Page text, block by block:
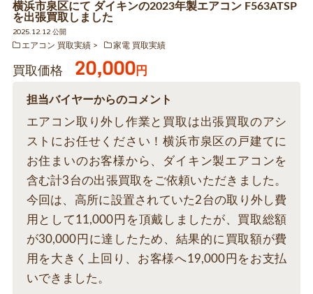
横浜市泉区にて ダイキンの2023年製エアコン F563ATSP
を出張買取しました
2025.12.12 公開
エアコン 買取実績
家電 買取実績
買取価格 20,000円
担当バイヤーからのコメント
エアコン取り外し作業と買取は出張買取のアシ
ストにお任せください！横浜市泉区の戸建てに
お住まいのお客様から、ダイキン製エアコンを
含む計3台の出張買取をご依頼いただきました。
今回は、高所に設置されていた2台の取り外し費
用として11,000円を頂戴しましたが、買取総額
が30,000円に達したため、結果的に買取額が費
用を大きく上回り、お客様へ19,000円をお支払
いできました。